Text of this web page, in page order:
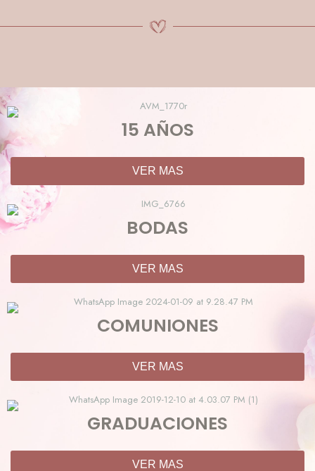
15 AÑOS
VER MAS
BODAS
VER MAS
COMUNIONES
VER MAS
GRADUACIONES
VER MAS